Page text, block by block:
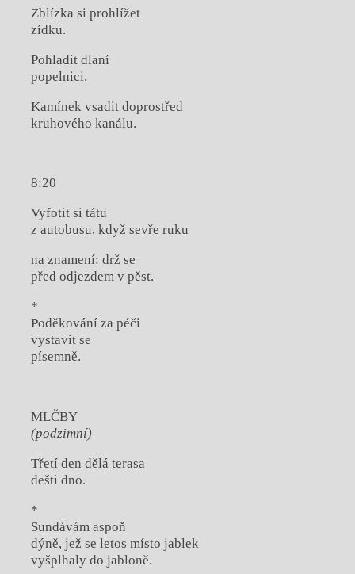
Zblízka si prohlížet
zídku.
Pohladit dlaní
popelnici.
Kamínek vsadit doprostřed
kruhového kanálu.
8:20
Vyfotit si tátu
z autobusu, když sevře ruku
na znamení: drž se
před odjezdem v pěst.
*
Poděkování za péči
vystavit se
písemně.
MLČBY
(podzimní)
Třetí den dělá terasa
dešti dno.
*
Sundávám aspoň
dýně, jež se letos místo jablek
vyšplhaly do jabloně.